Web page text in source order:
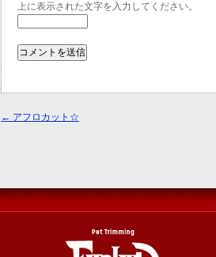
上に表示された文字を入力してください。
← アフロカット☆